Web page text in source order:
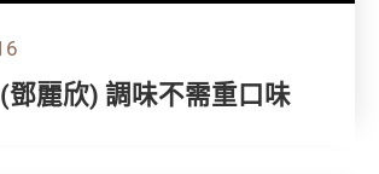
鄧麗欣) 調味不需重口味